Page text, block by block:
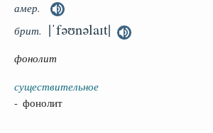
амер.
брит. |ˈfəʊnəlaɪt|
фонолит
существительное
- фонолит